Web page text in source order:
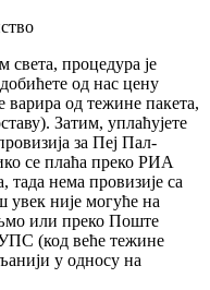
процедура је
од нас цену
варира од тежине пакета,
Затим, уплаћујете
за Пеј Пал-
се плаћа преко РИА
нема провизије са
увек није могуће на
или преко Поште
(код веће тежине
у односу на